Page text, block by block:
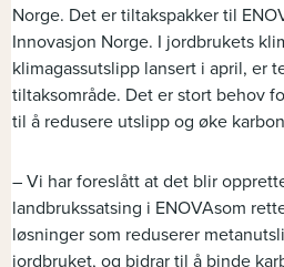
Norge. Det er tiltakspakker til
Innovasjon Norge. I jordbrukets
klimagassutslipp lansert i april, er
tiltaksområde. Det er stort behov
til å redusere utslipp og øke
– Vi har foreslått at det blir
landbrukssatsing i ENOVAsom
løsninger som reduserer
jordbruket, og bidrar til å binde